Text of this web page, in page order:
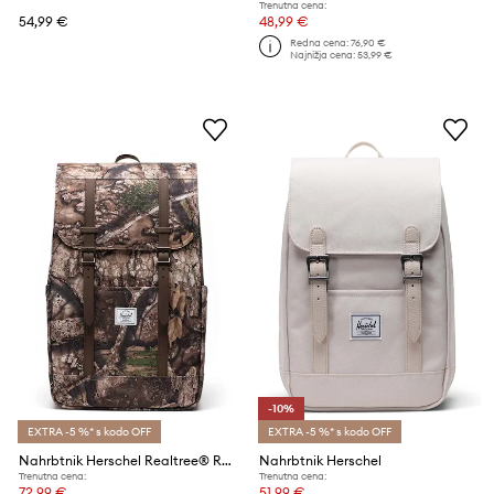
54,99 €
Trenutna cena:
48,99 €
Redna cena:76,90 €
Najnižja cena:53,99 €
EXTRA -5 %* s kodo OFF
Nahrbtnik Herschel Realtree® Retreat™
Trenutna cena:
-10%
EXTRA -5 %* s kodo OFF
Nahrbtnik Herschel
Trenutna cena: